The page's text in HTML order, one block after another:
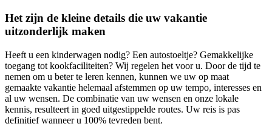
Het zijn de kleine details die uw vakantie
uitzonderlijk maken
Heeft u een kinderwagen nodig? Een autostoeltje? Gemakkelijke
toegang tot kookfaciliteiten? Wij regelen het voor u. Door de tijd te
nemen om u beter te leren kennen, kunnen we uw op maat
gemaakte vakantie helemaal afstemmen op uw tempo, interesses en
al uw wensen. De combinatie van uw wensen en onze lokale
kennis, resulteert in goed uitgestippelde routes. Uw reis is pas
definitief wanneer u 100% tevreden bent.